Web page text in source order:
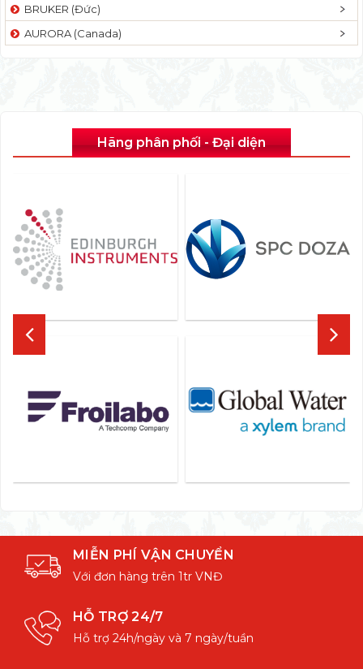
BRUKER (Đức)
AURORA (Canada)
Hãng phân phối - Đại diện
MIỄN PHÍ VẬN CHUYỂN
Với đơn hàng trên 1tr VNĐ
HỖ TRỢ 24/7
Hỗ trợ 24h/ngày và 7 ngày/tuần